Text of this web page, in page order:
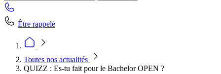
Être rappelé
Toutes nos actualités
QUIZZ : Es-tu fait pour le Bachelor OPEN ?